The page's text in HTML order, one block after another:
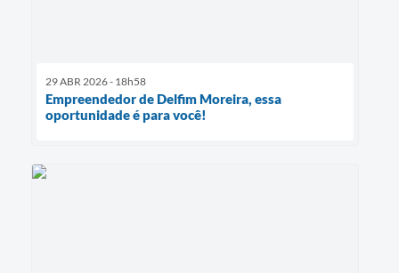
29 ABR 2026 - 18h58
Empreendedor de Delfim Moreira, essa
oportunidade é para você!